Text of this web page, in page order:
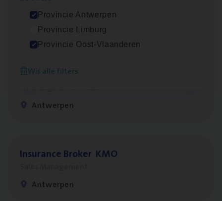
Provincie Antwerpen
Provincie Limburg
Provincie Oost-Vlaanderen
Wis alle filters
Insurance Operations
Beveren
Test Ana­lyst
Antwerpen
Insu­ran­ce Bro­ker KMO
Antwerpen